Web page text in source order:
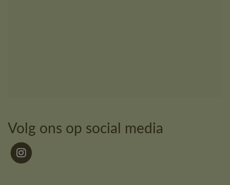
Volg ons op social media